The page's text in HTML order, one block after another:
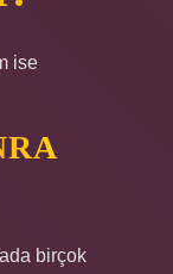
ise
birçok